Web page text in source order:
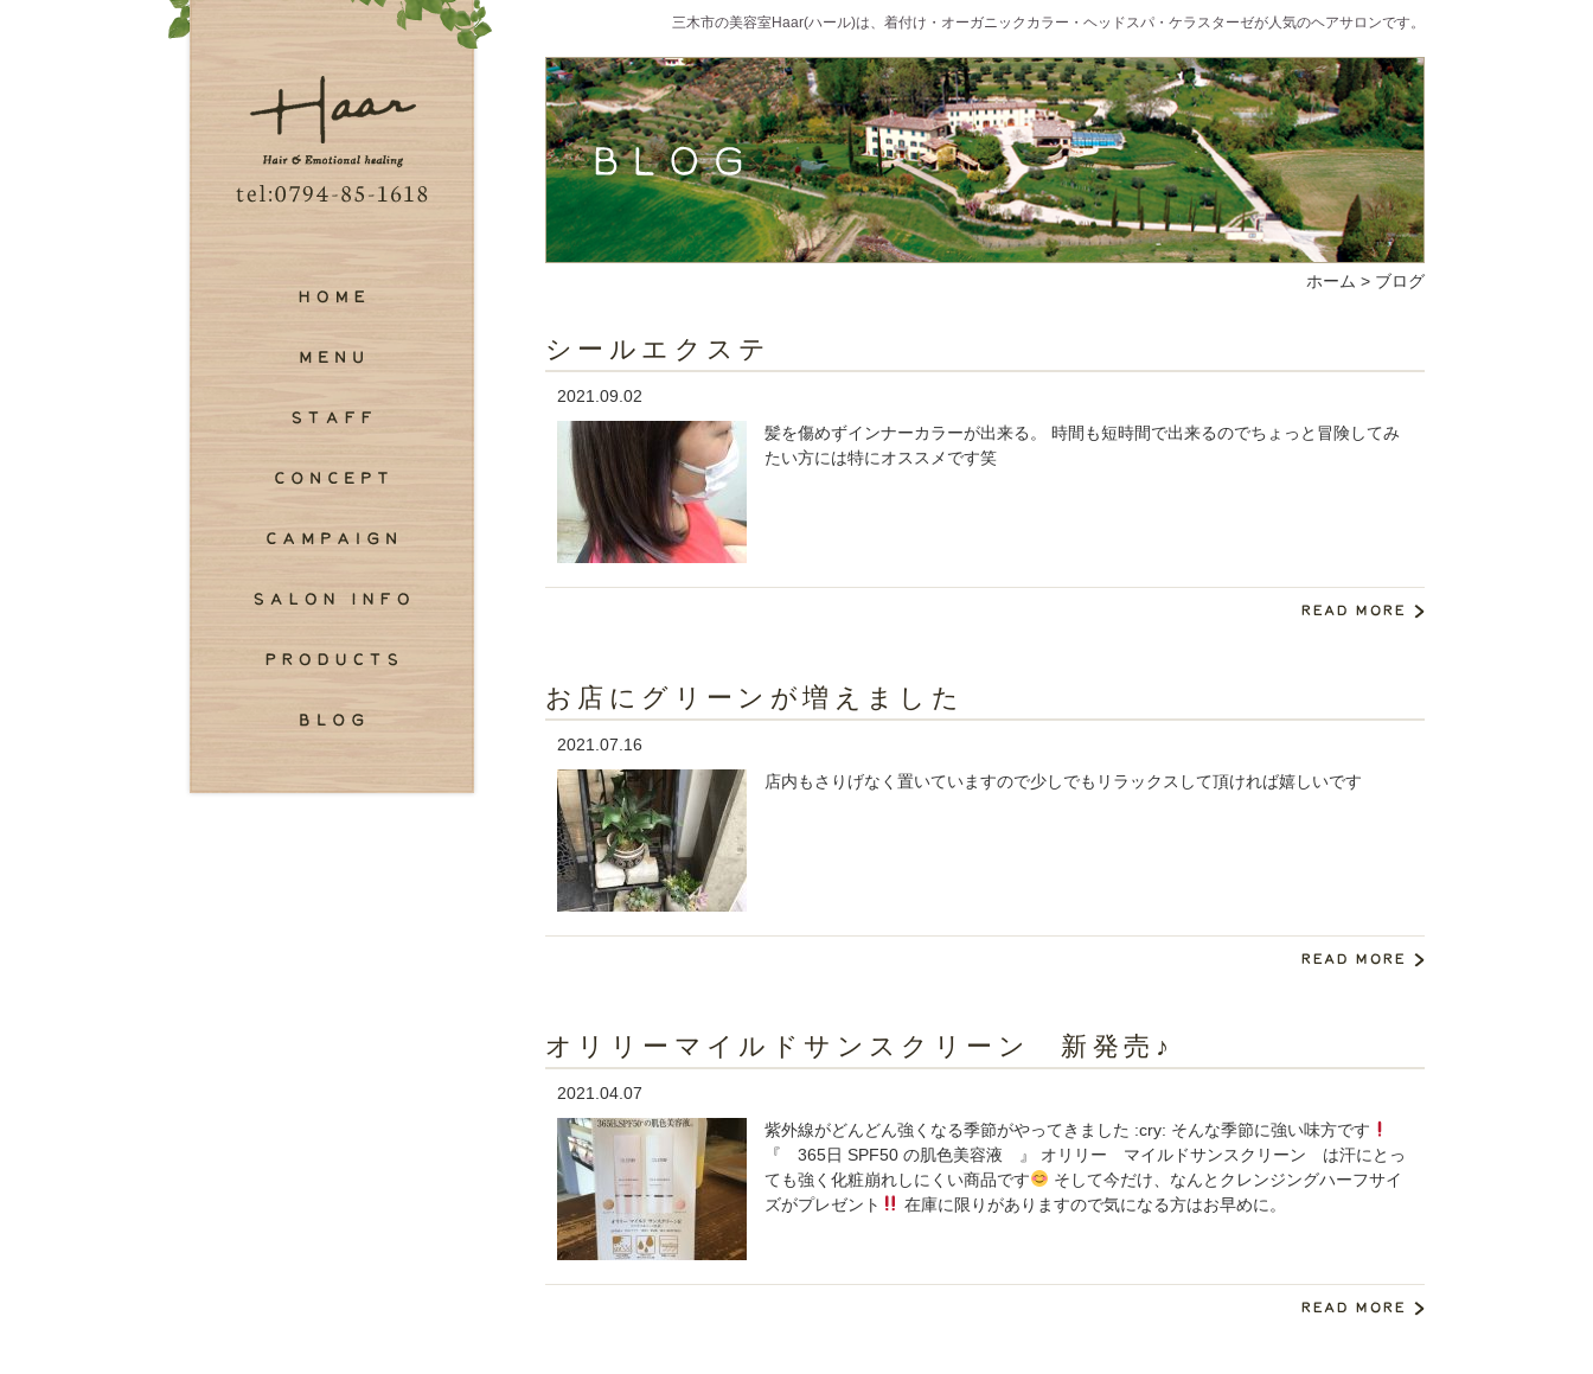
三木市の美容室Haar(ハール)は、着付け・オーガニックカラー・ヘッドスパ・ケラスターゼが人気のヘアサロンです。
ホーム > ブログ
シールエクステ
2021.09.02
髪を傷めずインナーカラーが出来る。 時間も短時間で出来るのでちょっと冒険してみ
たい方には特にオススメです笑
お店にグリーンが増えました
2021.07.16
店内もさりげなく置いていますので少しでもリラックスして頂ければ嬉しいです
オリリーマイルドサンスクリーン 新発売♪
2021.04.07
紫外線がどんどん強くなる季節がやってきました :cry: そんな季節に強い味方です
『 365日 SPF50 の肌色美容液 』 オリリー マイルドサンスクリーン は汗にとっ
ても強く化粧崩れしにくい商品です
そして今だけ、なんとクレンジングハーフサイ
ズがプレゼント
在庫に限りがありますので気になる方はお早めに。